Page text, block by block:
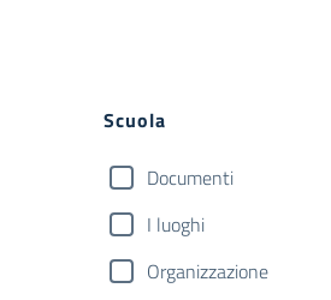
Filtri
Scuola
Documenti
I luoghi
Organizzazione